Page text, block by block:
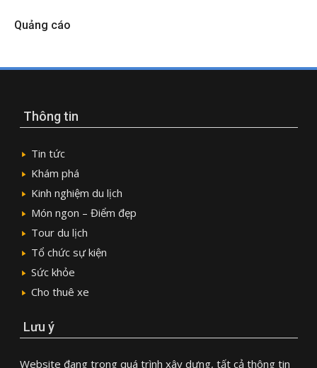
Quảng cáo
Thông tin
Tin tức
Khám phá
Kinh nghiệm du lịch
Món ngon – Điểm đẹp
Tour du lịch
Tổ chức sự kiện
Sức khỏe
Cho thuê xe
Lưu ý
Website đang trong quá trình xây dựng, tất cả thông tin